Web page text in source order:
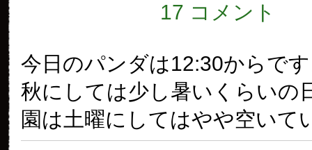
17 コメント
今日のパンダは12:30からで
秋にしては少し暑いくらいの
園は土曜にしてはやや空いて